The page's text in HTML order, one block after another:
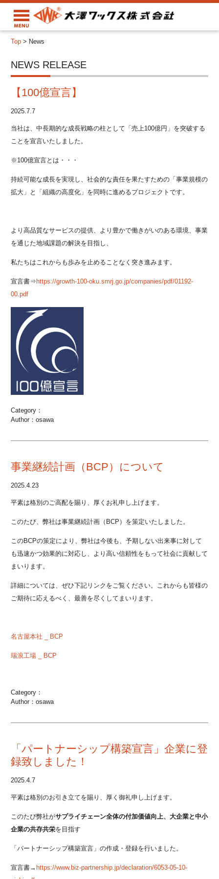
Top > News
NEWS RELEASE
【100億宣言】
2025.7.7
当社は、中長期的な成長戦略の柱として「売上100億円」を突破する
ことを宣言いたしました。
※100億宣言とは・・・
持続可能な成長を実現し、社会的な責任を果たすための「事業規模の
拡大」と「組織の高度化」を同時に進めるプロジェクトです。
より高品質なサービスの提供、より豊かで働きがいのある環境、事業
を通じた地域課題の解決を目指し、
私たちはこれからも歩みを止めることなく突き進みます。
宣言書⇒ https://growth-100-oku.smrj.go.jp/companies/pdf/01192-
00.pdf
Category：
Author：osawa
事業継続計画（BCP）について
2025.4.23
平素は格別のご高配を賜り、厚くお礼申し上げます。
このたび、弊社は事業継続計画（BCP）を策定いたしました。
このBCPの策定により、弊社は今後も、予期しない出来事に対して
も迅速かつ効果的に対応し、より高い信頼性をもって社会に貢献して
まいります。
詳細については、ぜひ下記リンクをご覧ください。これからも皆様の
ご期待に応えるべく、最善を尽くしてまいります。
名古屋本社 _ BCP
瑞浪工場 _ BCP
Category：
Author：osawa
「パートナーシップ構築宣言」企業に登
録致しました！
2025.4.7
平素は格別のお引き立てを賜り、厚く御礼申し上げます。
このたび弊社がサプライチェーン全体の付加価値向上、大企業と中小
企業の共存共栄を目指す
「パートナーシップ構築宣言 」の作成・登録を行いました。
宣言書→ https://www.biz-partnership.jp/declaration/6053-05-10-